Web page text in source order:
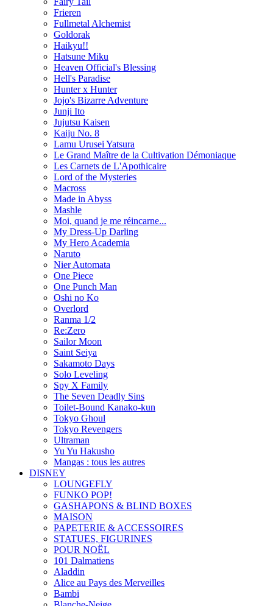
Frieren
Fullmetal Alchemist
Goldorak
Haikyu!!
Hatsune Miku
Heaven Official's Blessing
Hell's Paradise
Hunter x Hunter
Jojo's Bizarre Adventure
Junji Ito
Jujutsu Kaisen
Kaiju No. 8
Lamu Urusei Yatsura
Le Grand Maître de la Cultivation Démoniaque
Les Carnets de L'Apothicaire
Lord of the Mysteries
Macross
Made in Abyss
Mashle
Moi, quand je me réincarne...
My Dress-Up Darling
My Hero Academia
Naruto
Nier Automata
One Piece
One Punch Man
Oshi no Ko
Overlord
Ranma 1/2
Re:Zero
Sailor Moon
Saint Seiya
Sakamoto Days
Solo Leveling
Spy X Family
The Seven Deadly Sins
Toilet-Bound Kanako-kun
Tokyo Ghoul
Tokyo Revengers
Ultraman
Yu Yu Hakusho
Mangas : tous les autres
DISNEY
LOUNGEFLY
FUNKO POP!
GASHAPONS & BLIND BOXES
MAISON
PAPETERIE & ACCESSOIRES
STATUES, FIGURINES
POUR NOËL
101 Dalmatiens
Aladdin
Alice au Pays des Merveilles
Bambi